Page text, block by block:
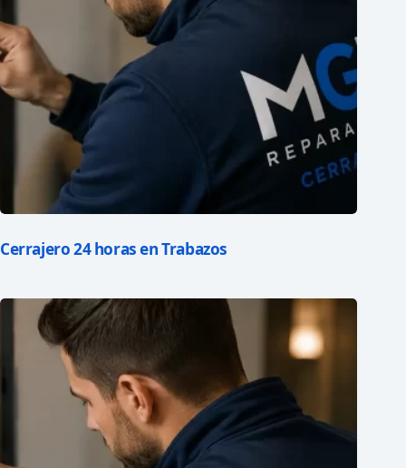
Cerrajero 24 horas en Trabazos